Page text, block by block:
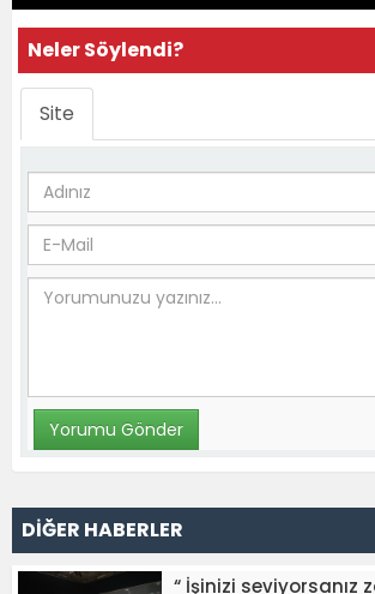
Neler Söylendi?
Site
DİĞER HABERLER
“ İşinizi seviyorsanız